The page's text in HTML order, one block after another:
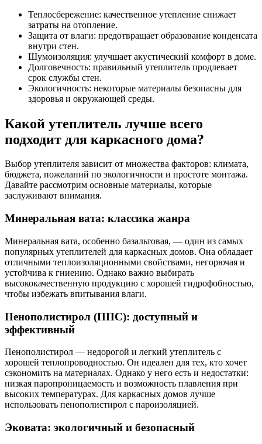
Теплосбережение: качественное утепление снижает
затраты на отопление.
Защита от влаги: предотвращает образование конденсата
внутри стен.
Шумоизоляция: улучшает акустический комфорт в доме.
Долговечность: правильный утеплитель продлевает
срок службы стен.
Экологичность: некоторые материалы безопасны для
здоровья и окружающей среды.
Какой утеплитель лучше всего
подходит для каркасного дома?
Выбор утеплителя зависит от множества факторов: климата,
бюджета, пожеланий по экологичности и простоте монтажа.
Давайте рассмотрим основные материалы, которые
заслуживают внимания.
Минеральная вата: классика жанра
Минеральная вата, особенно базальтовая, — один из самых
популярных утеплителей для каркасных домов. Она обладает
отличными теплоизоляционными свойствами, негорючая и
устойчива к гниению. Однако важно выбирать
высококачественную продукцию с хорошей гидрофобностью,
чтобы избежать впитывания влаги.
Пенополистирол (ППС): доступный и
эффективный
Пенополистирол — недорогой и легкий утеплитель с
хорошей теплопроводностью. Он идеален для тех, кто хочет
сэкономить на материалах. Однако у него есть и недостатки:
низкая паропроницаемость и возможность плавления при
высоких температурах. Для каркасных домов лучше
использовать пенополистирол с пароизоляцией.
Эковата: экологичный и безопасный